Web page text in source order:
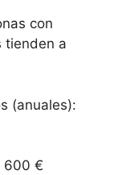
con
tienden a
(anuales):
600 €